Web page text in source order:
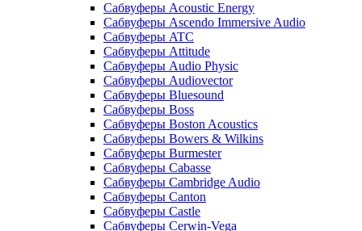
Сабвуферы Acoustic Energy
Сабвуферы Ascendo Immersive Audio
Сабвуферы ATC
Сабвуферы Attitude
Сабвуферы Audio Physic
Сабвуферы Audiovector
Сабвуферы Bluesound
Сабвуферы Boss
Сабвуферы Boston Acoustics
Сабвуферы Bowers & Wilkins
Сабвуферы Burmester
Сабвуферы Cabasse
Сабвуферы Cambridge Audio
Сабвуферы Canton
Сабвуферы Castle
Сабвуферы Cerwin-Vega